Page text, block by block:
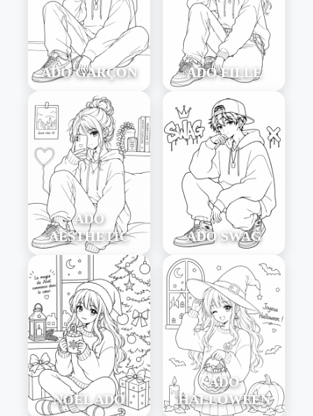
ADO GARÇON ADO FILLE
ADO
AESTHETIC
ADO SWAG
NOËL ADO
ADO
HALLOWEEN